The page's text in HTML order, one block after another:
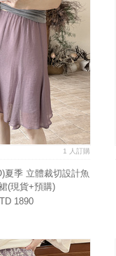
1 人訂購
夏季 立體裁切設計魚
(現貨+預購)
1890